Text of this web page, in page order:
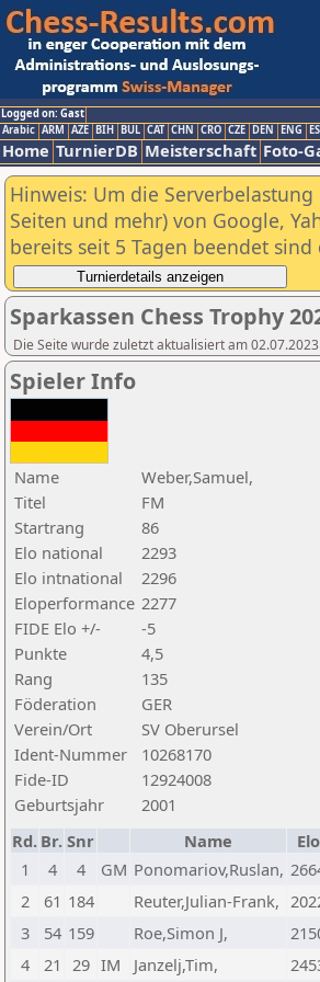
Logged on: Gast
Arabic ARM AZE BIH BUL CAT CHN CRO CZE DEN ENG
Home TurnierDB Meisterschaft Foto-
Hinweis: Um die
Seiten und mehr) von Google,
bereits seit 5 Tagen beendet
Sparkassen Chess Trophy
Die Seite wurde zuletzt aktualisiert am
Spieler Info
Name
Weber,Samuel,
Titel
FM
Startrang
86
Elo national
2293
Elo intnational
2296
Eloperformance 2277
FIDE Elo +/-
-5
Punkte
4,5
Rang
135
Föderation
GER
Verein/Ort
SV Oberursel
Ident-Nummer
10268170
Fide-ID
12924008
Geburtsjahr
2001
Rd. Br. Snr Name
1
4 4 GM Ponomariov,Ruslan,
2
61 184 Reuter,Julian-Frank,
3
54 159 Roe,Simon J,
4
21 29 IM Janzelj,Tim,